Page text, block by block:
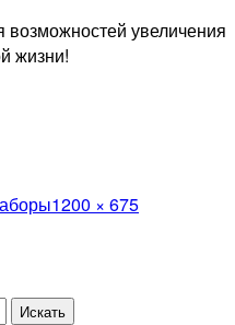
возможностей увеличения
жизни!
Полный
1200 × 675